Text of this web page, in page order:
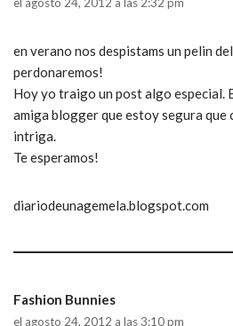
en verano nos despistams un pelin
perdonaremos!
Hoy yo traigo un post algo especial.
amiga blogger que estoy segura que
intriga.
Te esperamos!
diariodeunagemela.blogspot.com
Fashion Bunnies
el agosto 24, 2012 a las 3:10 pm